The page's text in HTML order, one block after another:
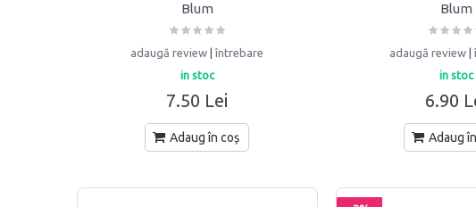
Blum
adaugă review |întrebare
in stoc
7.50 Lei
Adaug în coș
Blum
adaugă review |
in stoc
6.90
Adaug